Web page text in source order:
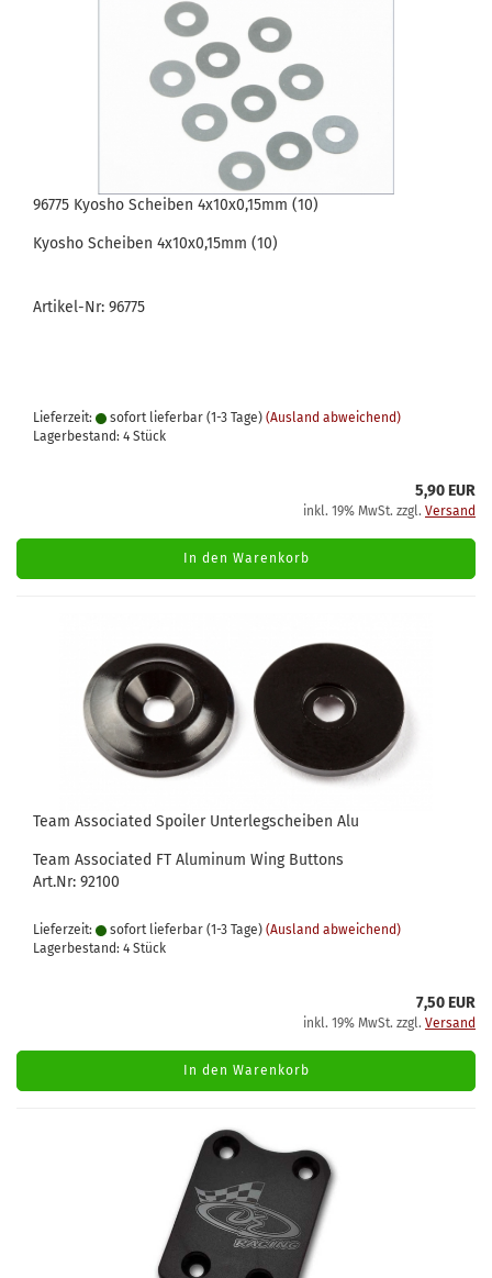
96775 Kyosho Scheiben 4x10x0,15mm (10)
Kyosho Scheiben 4x10x0,15mm (10)
Artikel-Nr: 96775
Lieferzeit: sofort lieferbar (1-3 Tage) (Ausland abweichend)
Lagerbestand: 4 Stück
5,90 EUR
inkl. 19% MwSt. zzgl. Versand
In den Warenkorb
Team Associated Spoiler Unterlegscheiben Alu
Team Associated FT Aluminum Wing Buttons
Art.Nr: 92100
Lieferzeit: sofort lieferbar (1-3 Tage) (Ausland abweichend)
Lagerbestand: 4 Stück
7,50 EUR
inkl. 19% MwSt. zzgl. Versand
In den Warenkorb